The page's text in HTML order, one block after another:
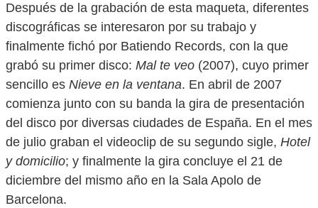
Después de la grabación de esta maqueta, diferentes
discográficas se interesaron por su trabajo y
finalmente fichó por Batiendo Records, con la que
grabó su primer disco: Mal te veo (2007), cuyo primer
sencillo es Nieve en la ventana. En abril de 2007
comienza junto con su banda la gira de presentación
del disco por diversas ciudades de España. En el mes
de julio graban el videoclip de su segundo sigle, Hotel
y domicilio; y finalmente la gira concluye el 21 de
diciembre del mismo año en la Sala Apolo de
Barcelona.